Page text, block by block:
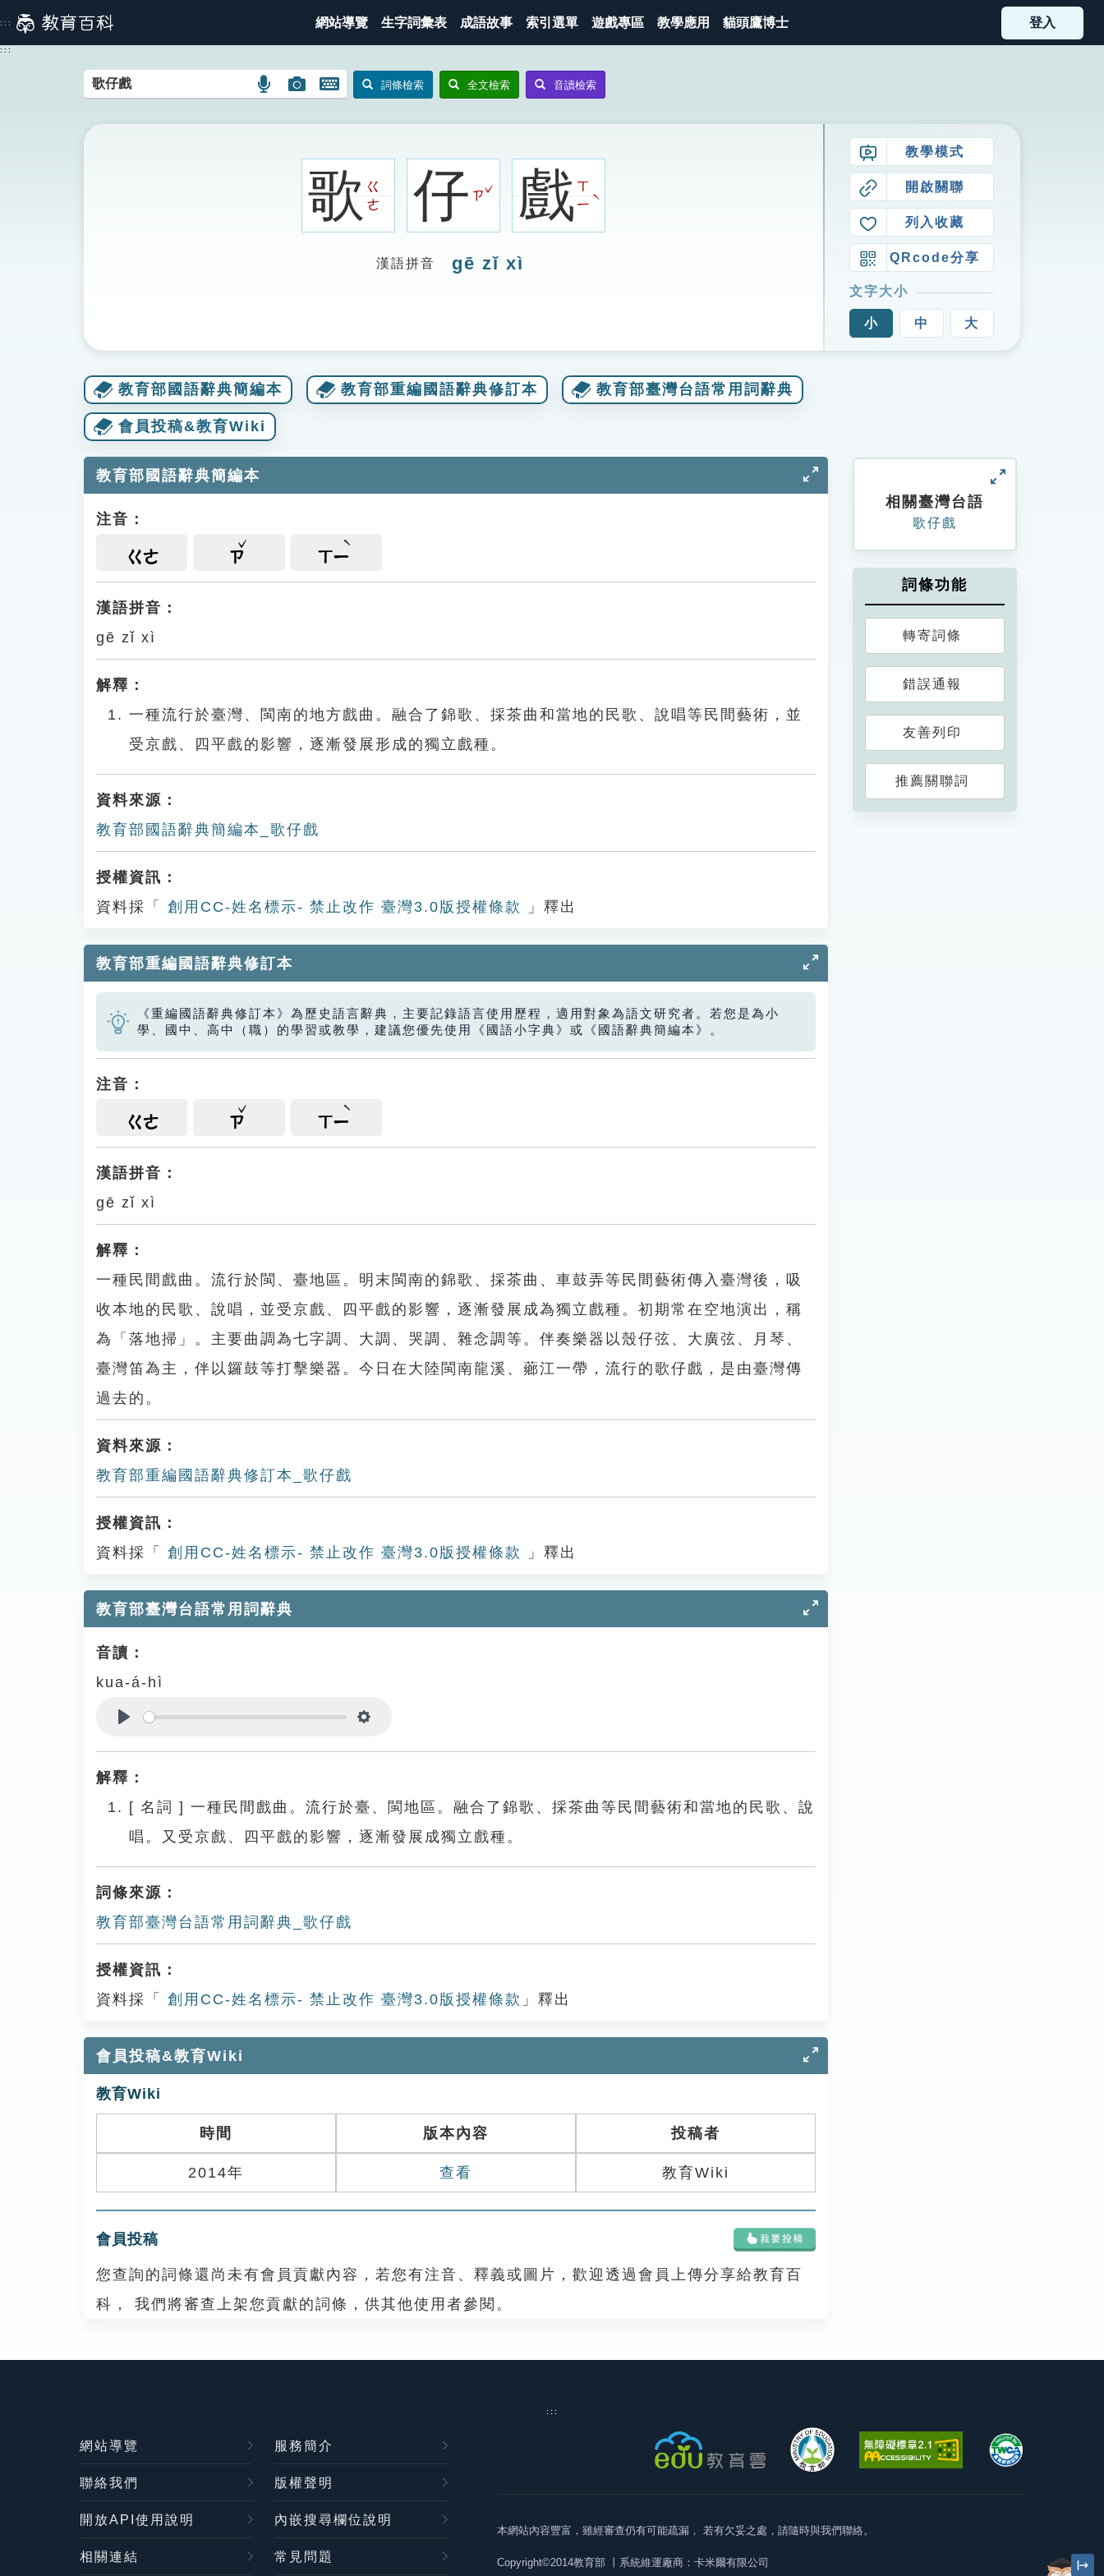
到
主
::: 網站導覽 生字詞彙表 成語故事 索引選單 遊戲專區 教學應用 貓頭鷹博士 登入
:::
語
搜
圖
搜
圖
開
鍵
圖
示
詞條檢索 全文檢索 音讀檢索
歌ㄍ
ㄜ
仔ㄗ
ˇ 戲ㄒ
ㄧ
ˋ
漢語拼音 gē zǐ xì
教學模式
開啟關聯
列入收藏
QRcode分享
文字大小
小 中 大
教育部國語辭典簡編本 教育部重編國語辭典修訂本 教育部臺灣台語常用詞辭典
會員投稿&教育Wiki
教育部國語辭典簡編本
注音：
ㄍㄜ ㄗ ㄒㄧ
漢語拼音：
gē zǐ xì
解釋：
一種流行於臺灣、閩南的地方戲曲。融合了錦歌、採茶曲和當地的民歌、說唱等民間藝術，並
受京戲、四平戲的影響，逐漸發展形成的獨立戲種。
資料來源：
教育部國語辭典簡編本_歌仔戲
授權資訊：
資料採「
創用CC-姓名標示- 禁止改作 臺灣3.0版授權條款 」釋出
教育部重編國語辭典修訂本
《重編國語辭典修訂本》為歷史語言辭典，主要記錄語言使用歷程，適用對象為語文研究者。若您是為小
學、國中、高中（職）的學習或教學，建議您優先使用《國語小字典》或《國語辭典簡編本》。
注音：
ㄍㄜ ㄗ ㄒㄧ
漢語拼音：
gē zǐ xì
解釋：
一種民間戲曲。流行於閩、臺地區。明末閩南的錦歌、採茶曲、車鼓弄等民間藝術傳入臺灣後，吸
收本地的民歌、說唱，並受京戲、四平戲的影響，逐漸發展成為獨立戲種。初期常在空地演出，稱
為「落地掃」。主要曲調為七字調、大調、哭調、雜念調等。伴奏樂器以殼仔弦、大廣弦、月琴、
臺灣笛為主，伴以鑼鼓等打擊樂器。今日在大陸閩南龍溪、薌江一帶，流行的歌仔戲，是由臺灣傳
過去的。
資料來源：
教育部重編國語辭典修訂本_歌仔戲
授權資訊：
資料採「
創用CC-姓名標示- 禁止改作 臺灣3.0版授權條款 」釋出
教育部臺灣台語常用詞辭典
音讀：
kua-á-hì
解釋：
[ 名詞 ] 一種民間戲曲。流行於臺、閩地區。融合了錦歌、採茶曲等民間藝術和當地的民歌、說
唱。又受京戲、四平戲的影響，逐漸發展成獨立戲種。
詞條來源：
教育部臺灣台語常用詞辭典_歌仔戲
授權資訊：
資料採「
創用CC-姓名標示- 禁止改作 臺灣3.0版授權條款 」釋出
會員投稿&教育Wiki
教育Wiki
時間 版本內容 投稿者
2014年 查看 教育Wiki
會員投稿
您查詢的詞條還尚未有會員貢獻內容，若您有注音、釋義或圖片，歡迎透過會員上傳分享給教育百
科， 我們將審查上架您貢獻的詞條，供其他使用者參閱。
相關臺灣台語
歌仔戲
詞條功能
轉寄詞條
錯誤通報
友善列印
推薦關聯詞
:::
網站導覽 服務簡介
聯絡我們 版權聲明
開放API使用說明 內嵌搜尋欄位說明
相關連結 常見問題
本網站內容豐富，雖經審查仍有可能疏漏， 若有欠妥之處，請隨時與我們聯絡。
Copyright©2014教育部 丨系統維運廠商：卡米爾有限公司